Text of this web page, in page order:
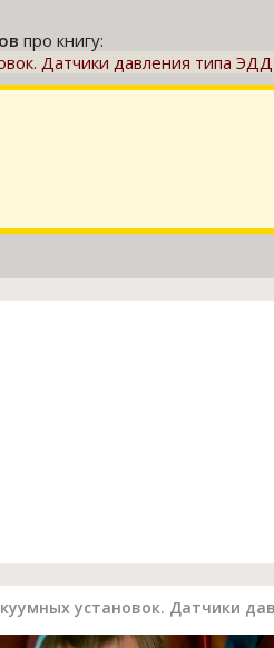
про книгу:
Датчики давления типа
установок. Датчики